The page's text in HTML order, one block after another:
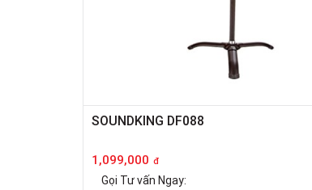
SOUNDKING DF088
1,099,000 đ
Gọi Tư vấn Ngay: